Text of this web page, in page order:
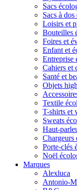
Sacs
Sacs à
Loisirs et
Bouteilles
Foires et
Enfant et
Entreprise
Cahiers et
Santé et
Objets
Textile
T-shirts et
Sweats
Haut-
Chargeurs
Porte-clés
Noël
Marques
Alexluca
Antonio-